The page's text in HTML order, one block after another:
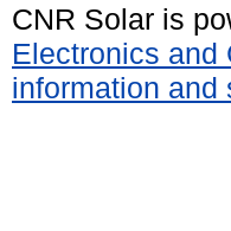
CNR Solar is
Electronics and
information and